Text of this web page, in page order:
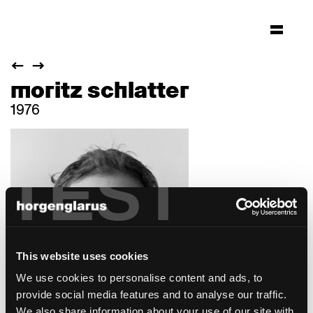
TEST
This website uses cookies
We use cookies to personalise content and ads, to
provide social media features and to analyse our traffic.
moritz schlatter
1976